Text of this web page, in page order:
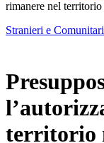
Lorem ipsum
rimanere nel
Stranieri e Comunitari
territorio